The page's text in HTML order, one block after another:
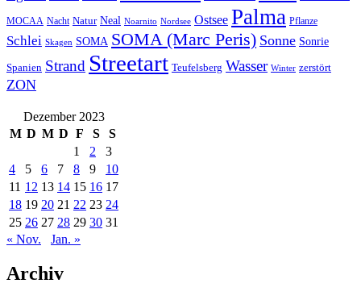
MOCAA Nacht Natur Neal Noarnito Nordsee Ostsee Palma Pflanze
Schlei Skagen SOMA SOMA (Marc Peris) Sonne Sonrie
Spanien Strand Streetart Teufelsberg Wasser Winter zerstört
ZON
Dezember 2023
M D M D F S
S
1
2
3
4
5 6 7 8 9
10
11 12 13 14 15 16 17
18 19 20 21 22 23 24
25 26 27 28 29 30 31
« Nov.
Jan. »
Archiv